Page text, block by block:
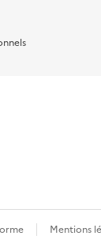
Mentions